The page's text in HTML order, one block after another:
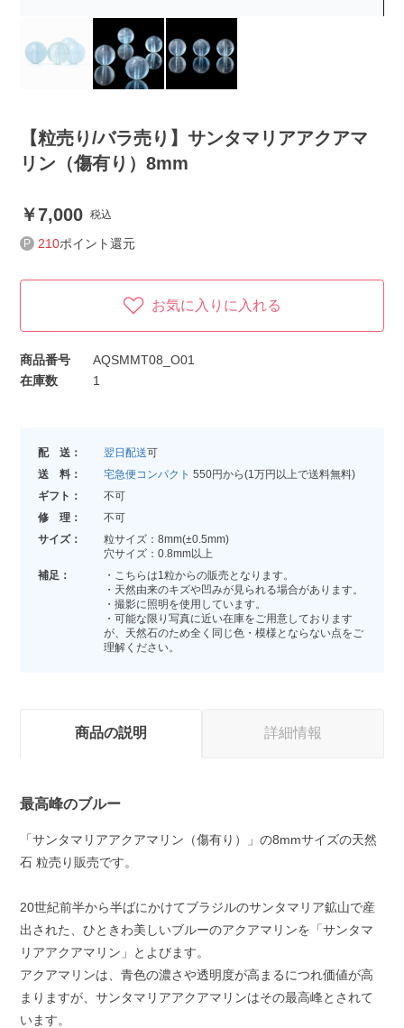
【粒売り/バラ売り】サンタマリアアクアマ
リン（傷有り）8mm
7,000 税込
210ポイント還元
お気に入りに入れる
商品番号
AQSMMT08_O01
在庫数
1
配 送： 翌日配送可
送 料：
宅急便コンパクト 550円から(1万円以上で送料無料)
ギフト：
不可
修 理：
不可
サイズ：
粒サイズ：8mm(±0.5mm)
穴サイズ：0.8mm以上
補足：
・こちらは1粒からの販売となります。
・天然由来のキズや凹みが見られる場合があります。
・撮影に照明を使用しています。
・可能な限り写真に近い在庫をご用意しております
が、天然石のため全く同じ色・模様とならない点をご
理解ください。
商品の説明 詳細情報
最高峰のブルー
「サンタマリアアクアマリン（傷有り）」の8mmサイズの天然
石 粒売り販売です。
20世紀前半から半ばにかけてブラジルのサンタマリア鉱山で産
出された、ひときわ美しいブルーのアクアマリンを「サンタマ
リアアクアマリン」とよびます。
アクアマリンは、青色の濃さや透明度が高まるにつれ価値が高
まりますが、サンタマリアアクアマリンはその最高峰とされて
います。